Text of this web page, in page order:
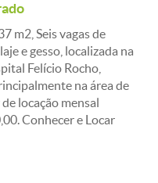
m2, Seis vagas de
e gesso, localizada na
Felício Rocho,
na área de
locação mensal
Conhecer e Locar